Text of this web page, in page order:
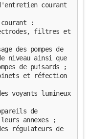
courant
:
filtres et
des pompes de
niveau ainsi que
de puisards ;
et réfection
voyants lumineux
de
annexes ;
régulateurs de